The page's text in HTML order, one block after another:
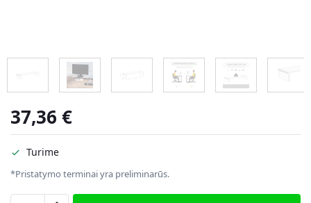
37,36 €
Turime
*Pristatymo terminai yra preliminarūs.